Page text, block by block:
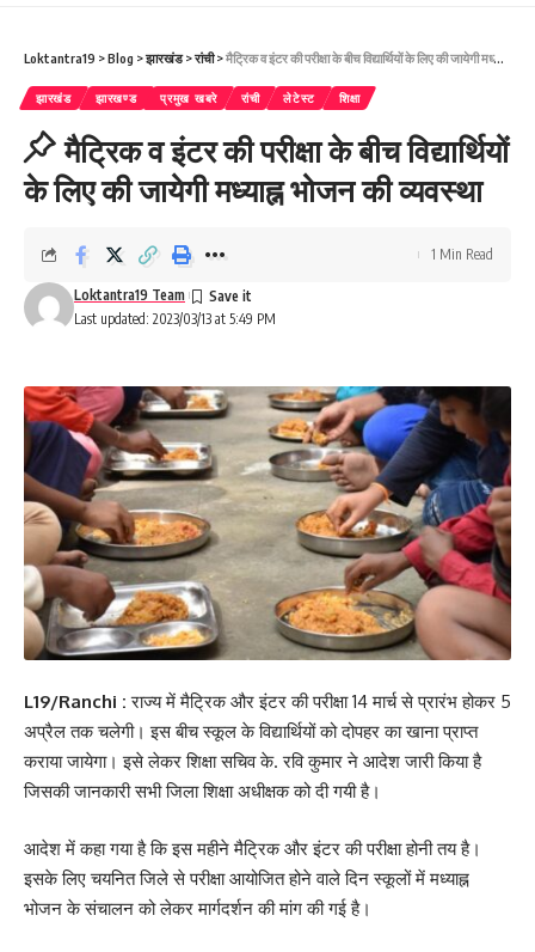
Loktantra19 >Blog >झारखंड>रांची>मैट्रिक व इंटर की परीक्षा के बीच विद्यार्थियों के लिए की जायेगी मध्याह्न भोजन की व्यवस्था
झारखंड झारखण्ड प्रमुख खबरे रांची लेटेस्ट शिक्षा
मैट्रिक व इंटर की परीक्षा के बीच विद्यार्थियों
के लिए की जायेगी मध्याह्न भोजन की व्यवस्था
Last updated: 2023/03/13 at 5:49 PM
Loktantra19 Team
1 Min Read
L19/Ranchi : राज्य में मैट्रिक और इंटर की परीक्षा 14 मार्च से प्रारंभ होकर 5
अप्रैल तक चलेगी। इस बीच स्‍कूल के विद्यार्थियों को दोपहर का खाना प्राप्त
कराया जायेगा। इसे लेकर शिक्षा सचिव के. रवि कुमार ने आदेश जारी किया है
जिसकी जानकारी सभी जिला शिक्षा अधीक्षक को दी गयी है।
आदेश में कहा गया है कि इस महीने मैट्रिक और इंटर की परीक्षा होनी तय है।
इसके लिए चयनित जिले से परीक्षा आयोजित होने वाले दिन स्कूलों में मध्याह्न
भोजन के संचालन को लेकर मार्गदर्शन की मांग की गई है।